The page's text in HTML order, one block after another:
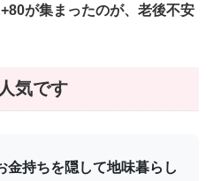
が集まったのが、老後不安
気です
金持ちを隠して地味暮らし